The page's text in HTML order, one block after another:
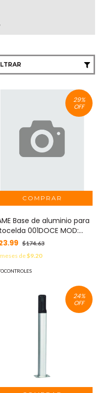
29%
OFF
Base de aluminio para
001DOCE MOD:
DOCL$174.63
meses de$9.20
24%
OFF